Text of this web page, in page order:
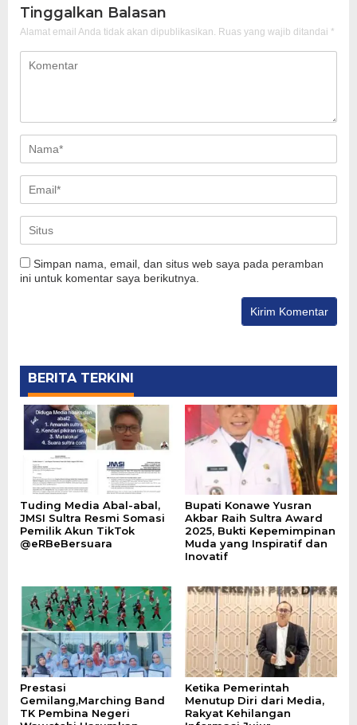
Tinggalkan Balasan
Alamat email Anda tidak akan dipublikasikan. Ruas yang wajib ditandai *
Simpan nama, email, dan situs web saya pada peramban
ini untuk komentar saya berikutnya.
BERITA TERKINI
Tuding Media Abal-abal,
JMSI Sultra Resmi Somasi
Pemilik Akun TikTok
@eRBeBersuara
Bupati Konawe Yusran
Akbar Raih Sultra Award
2025, Bukti Kepemimpinan
Muda yang Inspiratif dan
Inovatif
Prestasi
Gemilang,Marching Band
TK Pembina Negeri
Ketika Pemerintah
Menutup Diri dari Media,
Rakyat Kehilangan